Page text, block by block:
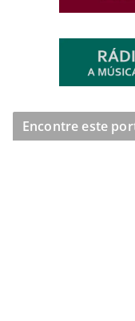
Encontre este